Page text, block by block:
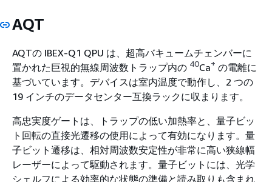
AQT
AQTの IBEX-Q1 QPU は、超高バキュームチェンバーに
置かれた巨視的無線周波数トラップ内の 40Ca+ の電離に
基づいています。デバイスは室内温度で動作し、2 つの
19 インチのデータセンター互換ラックに収まります。
高忠実度ゲートは、トラップの低い加熱率と、量子ビッ
ト回転の直接光遷移の使用によって有効になります。量
子ビット遷移は、相対周波数安定性が非常に高い狭線幅
レーザーによって駆動されます。量子ビットには、光学
シェルフによる効率的な状態の準備と読み取りも含まれ